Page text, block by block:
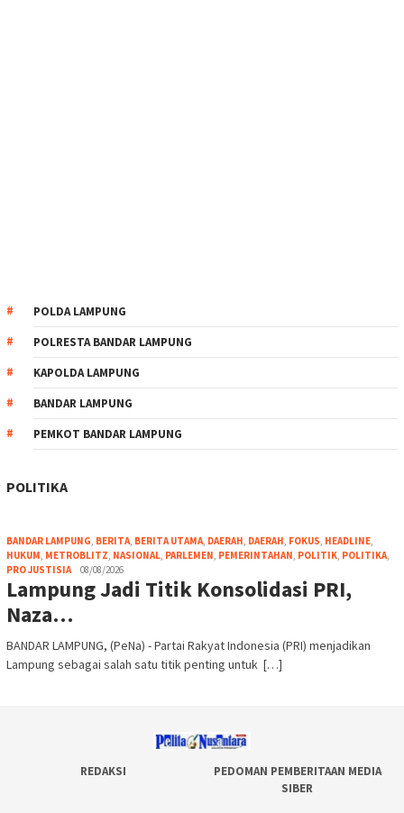
POLDA LAMPUNG
POLRESTA BANDAR LAMPUNG
KAPOLDA LAMPUNG
BANDAR LAMPUNG
PEMKOT BANDAR LAMPUNG
POLITIKA
BANDAR LAMPUNG, BERITA, BERITA UTAMA, DAERAH, DAERAH, FOKUS, HEADLINE,
HUKUM, METROBLITZ, NASIONAL, PARLEMEN, PEMERINTAHAN, POLITIK, POLITIKA,
PRO JUSTISIA
08/08/2026
Lampung Jadi Titik Konsolidasi PRI,
Naza…
BANDAR LAMPUNG, (PeNa) - Partai Rakyat Indonesia (PRI) menjadikan
Lampung sebagai salah satu titik penting untuk […]
REDAKSI
PEDOMAN PEMBERITAAN MEDIA
SIBER